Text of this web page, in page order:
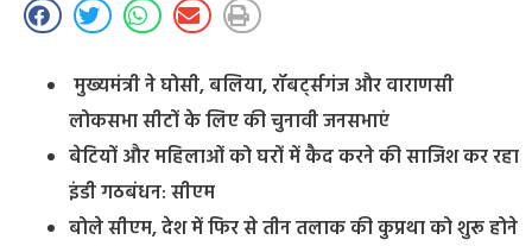
मुख्यमंत्री ने घोसी, बलिया, रॉबर्ट्सगंज और वाराणसी
लोकसभा सीटों के लिए की चुनावी जनसभाएं
बेटियों और महिलाओं को घरों में कैद करने की साजिश कर रहा
इंडी गठबंधन: सीएम
बोले सीएम, देश में फिर से तीन तलाक की कुप्रथा को शुरू होने